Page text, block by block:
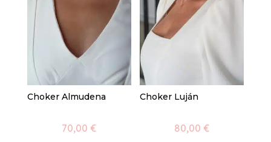
Choker Almudena
70,00 €
Choker Luján
80,00 €